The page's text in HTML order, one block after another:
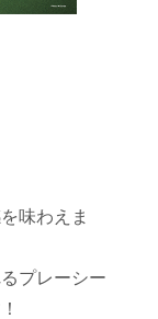
味わえま
プレーシー